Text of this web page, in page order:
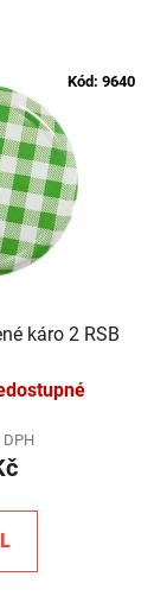
káro 2 RSB
DPH
Kód: 9640